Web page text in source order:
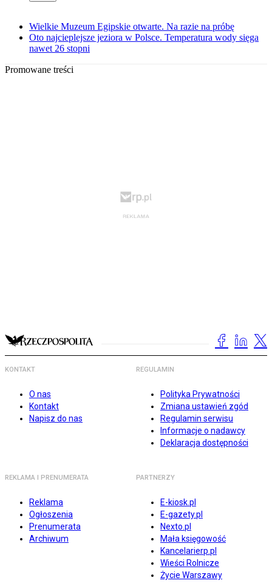
Wielkie Muzeum Egipskie otwarte. Na razie na próbę
Oto najcieplejsze jeziora w Polsce. Temperatura wody sięga
nawet 26 stopni
Promowane treści
KONTAKT
O nas
Kontakt
Napisz do nas
REGULAMIN
Polityka Prywatności
Zmiana ustawień zgód
Regulamin serwisu
Informacje o nadawcy
Deklaracja dostępności
REKLAMA I PRENUMERATA
Reklama
Ogłoszenia
Prenumerata
Archiwum
PARTNERZY
E-kiosk.pl
E-gazety.pl
Nexto.pl
Mała księgowość
Kancelarierp.pl
Wieści Rolnicze
Życie Warszawy